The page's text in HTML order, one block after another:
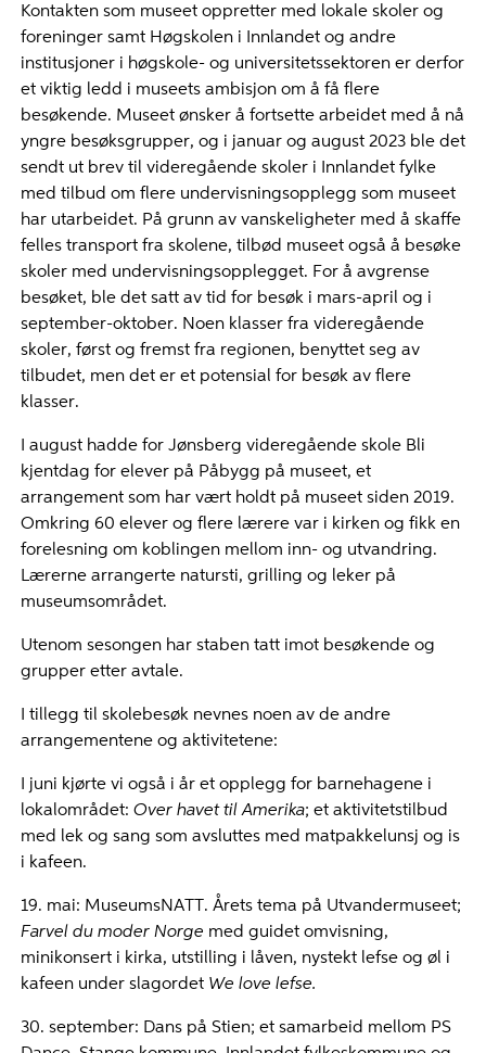
Kontakten som museet oppretter med lokale skoler og
foreninger samt Høgskolen i Innlandet og andre
institusjoner i høgskole- og universitetssektoren er derfor
et viktig ledd i museets ambisjon om å få flere
besøkende. Museet ønsker å fortsette arbeidet med å nå
yngre besøksgrupper, og i januar og august 2023 ble det
sendt ut brev til videregående skoler i Innlandet fylke
med tilbud om flere undervisningsopplegg som museet
har utarbeidet. På grunn av vanskeligheter med å skaffe
felles transport fra skolene, tilbød museet også å besøke
skoler med undervisningsopplegget. For å avgrense
besøket, ble det satt av tid for besøk i mars-april og i
september-oktober. Noen klasser fra videregående
skoler, først og fremst fra regionen, benyttet seg av
tilbudet, men det er et potensial for besøk av flere
klasser.
I august hadde for Jønsberg videregående skole Bli
kjentdag for elever på Påbygg på museet, et
arrangement som har vært holdt på museet siden 2019.
Omkring 60 elever og flere lærere var i kirken og fikk en
forelesning om koblingen mellom inn- og utvandring.
Lærerne arrangerte natursti, grilling og leker på
museumsområdet.
Utenom sesongen har staben tatt imot besøkende og
grupper etter avtale.
I tillegg til skolebesøk nevnes noen av de andre
arrangementene og aktivitetene:
I juni kjørte vi også i år et opplegg for barnehagene i
lokalområdet: Over havet til Amerika; et aktivitetstilbud
med lek og sang som avsluttes med matpakkelunsj og is
i kafeen.
19. mai: MuseumsNATT. Årets tema på Utvandermuseet;
Farvel du moder Norge med guidet omvisning,
minikonsert i kirka, utstilling i låven, nystekt lefse og øl i
kafeen under slagordet We love lefse.
30. september: Dans på Stien; et samarbeid mellom PS